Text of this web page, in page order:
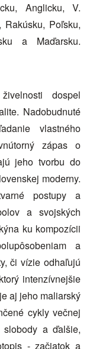
Anglicku, V.
Rakúsku, Poľsku,
a Maďarsku.
dospel
Nadobudnuté
vlastného
zápas o
jeho tvorbu do
moderny.
postupy a
a svojských
ku kompozícii
a
či vízie odhaľujú
intenzívnejšie
aj jeho maliarský
cykly večnej
a ďalšie,
- začiatok a